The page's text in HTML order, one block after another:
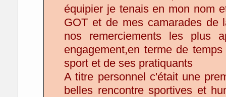
équipier je tenais en mon
GOT et de mes camarades de
nos remerciements les plus
engagement,en terme de
sport et de ses pratiquants
A titre personnel c'était une
belles rencontre sportives et